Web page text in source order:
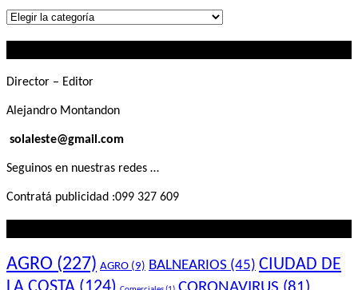
Lo
Director – Editor
Alejandro Montandon
solaleste@gmail.com
Seguinos en nuestras redes …
Contratá publicidad :099 327 609
AGRO (227) AGRO (9) BALNEARIOS (45) CIUDAD DE